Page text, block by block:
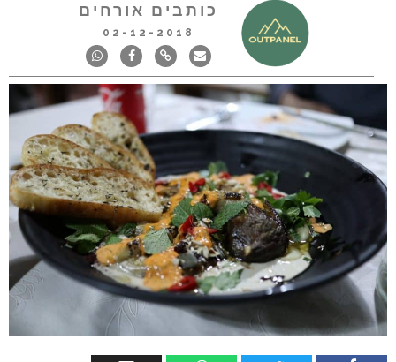
כותבים אורחים
02-12-2018